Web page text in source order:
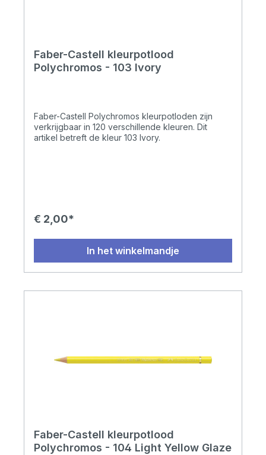
Faber-Castell kleurpotlood
Polychromos - 103 Ivory
Faber-Castell Polychromos kleurpotloden zijn
verkrijgbaar in 120 verschillende kleuren. Dit
artikel betreft de kleur 103 Ivory.
€ 2,00*
In het winkelmandje
Faber-Castell kleurpotlood
Polychromos - 104 Light Yellow Glaze